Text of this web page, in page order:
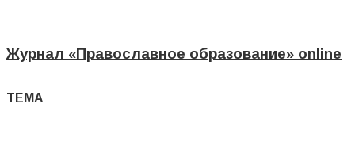
Журнал «Православное образование» online
ТЕМА